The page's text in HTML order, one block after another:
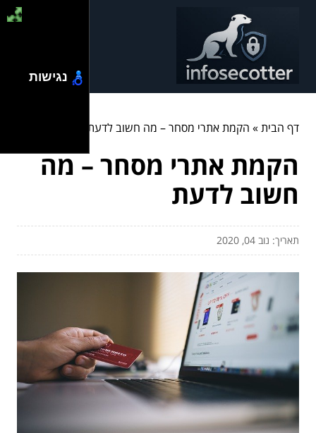
דף הבית» הקמת אתרי מסחר – מה חשוב לדעת
הקמת אתרי מסחר – מה
חשוב לדעת
תאריך: נוב 04, 2020
נגישות